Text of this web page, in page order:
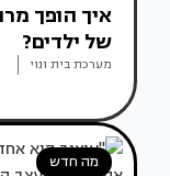
איך הופך
של ילדים?
מערכת בית ונוי
מה חדש